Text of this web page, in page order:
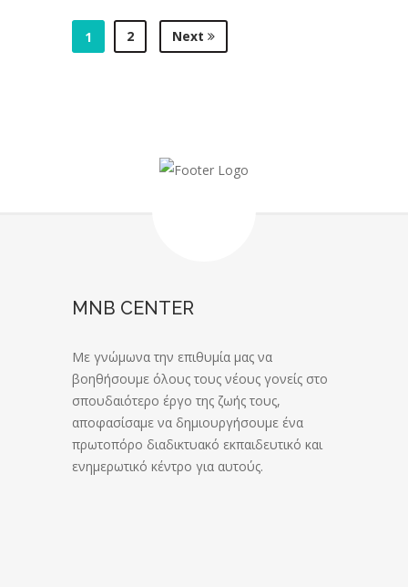
1 2 Next
MNB CENTER
Με γνώμωνα την επιθυμία μας να
βοηθήσουμε όλους τους νέους γονείς στο
σπουδαιότερο έργο της ζωής τους,
αποφασίσαμε να δημιουργήσουμε ένα
πρωτοπόρο διαδικτυακό εκπαιδευτικό και
ενημερωτικό κέντρο για αυτούς.